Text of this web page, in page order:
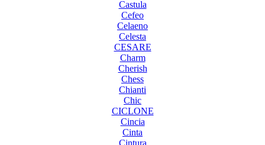
Castula
Cefeo
Celaeno
Celesta
CESARE
Charm
Cherish
Chess
Chianti
Chic
CICLONE
Cincia
Cinta
Cintura